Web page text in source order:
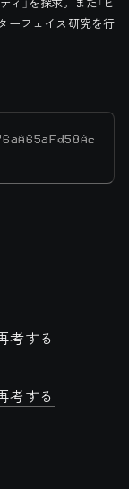
ーフェイス研究を行
考する
考する